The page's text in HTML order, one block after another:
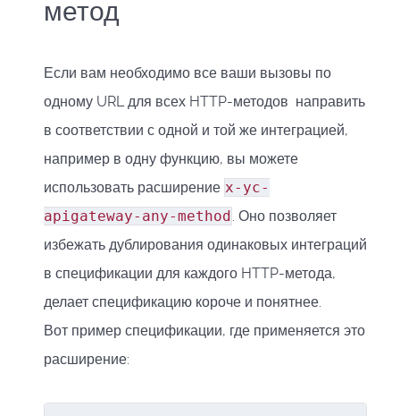
метод
Если вам необходимо все ваши вызовы по
одному URL для всех HTTP-методов направить
в соответствии с одной и той же интеграцией,
например в одну функцию, вы можете
использовать расширение x-yc-
apigateway-any-method. Оно позволяет
избежать дублирования одинаковых интеграций
в спецификации для каждого HTTP-метода,
делает спецификацию короче и понятнее.
Вот пример спецификации, где применяется это
расширение: